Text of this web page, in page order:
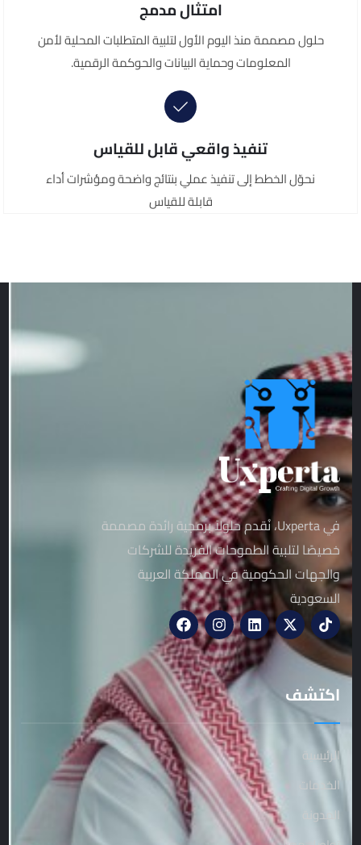
امتثال مدمج
حلول مصممة منذ اليوم الأول لتلبية المتطلبات المحلية لأمن
المعلومات وحماية البيانات والحوكمة الرقمية.
تنفيذ واقعي قابل للقياس
نحوّل الخطط إلى تنفيذ عملي بنتائج واضحة ومؤشرات أداء
قابلة للقياس
في Uxperta، نُقدم حلولاً برمجية رائدة مصممة
خصيصًا لتلبية الطموحات الفريدة للشركات
والجهات الحكومية في المملكة العربية
السعودية
اكتشف
الرئيسية
الخدمات
المدونة